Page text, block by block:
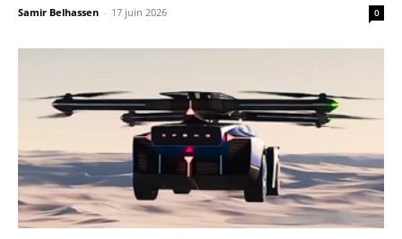
Samir Belhassen - 17 juin 2026 0